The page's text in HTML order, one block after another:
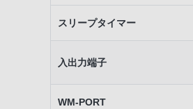
スリープタイマー
入出力端子
WM-PORT